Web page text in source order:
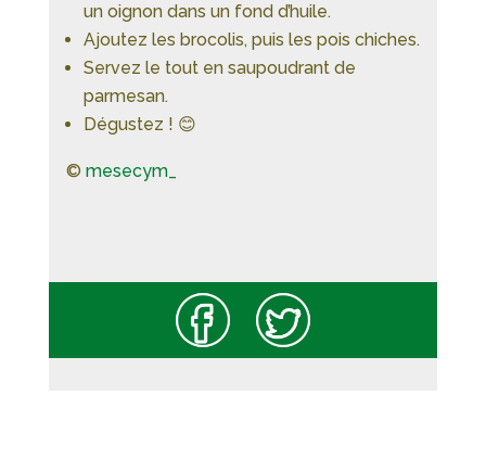
un oignon dans un fond d’huile.
Ajoutez les brocolis, puis les pois chiches.
Servez le tout en saupoudrant de
parmesan.
Dégustez ! 😊
© mesecym_